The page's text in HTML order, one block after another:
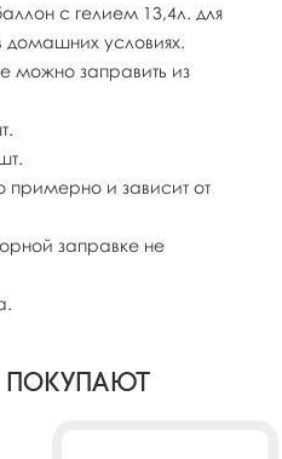
с гелием 13,4л. для
домашних условиях.
можно заправить из
примерно и зависит от
заправке не
покупают